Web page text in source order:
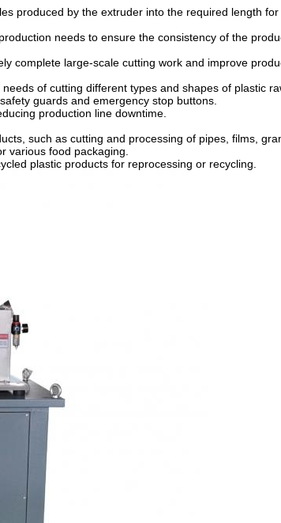
produced by the extruder into the required length
needs to ensure the consistency of the
complete large-scale cutting work and improve
of cutting different types and shapes of plastic
guards and emergency stop buttons.
production line downtime.
such as cutting and processing of pipes, films,
various food packaging.
plastic products for reprocessing or recycling.